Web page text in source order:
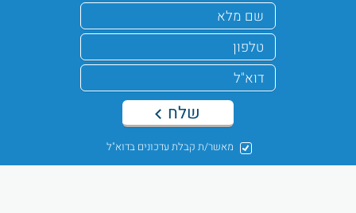
מאשר/ת קבלת עדכונים בדוא"ל
שלח